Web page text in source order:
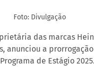
Foto: Divulgação
das marcas
anunciou a
de Estágio